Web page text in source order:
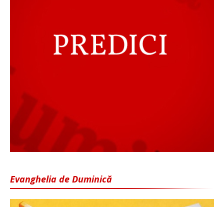
Evanghelia de Duminică